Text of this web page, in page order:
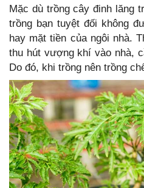
Mặc dù trồng cây đinh lăng
trồng bạn tuyệt đối không
hay mặt tiền của ngôi nhà.
thu hút vượng khí vào nhà,
Do đó, khi trồng nên trồng